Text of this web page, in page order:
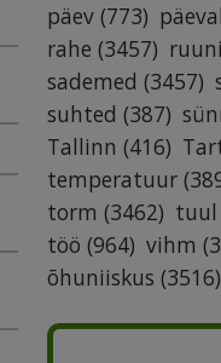
päev (773)
rahe (3457)
sademed (3457)
suhted (387)
Tallinn (416)
temperatuur
torm (3462) tuul
töö (964) vihm
õhuniiskus (3516)